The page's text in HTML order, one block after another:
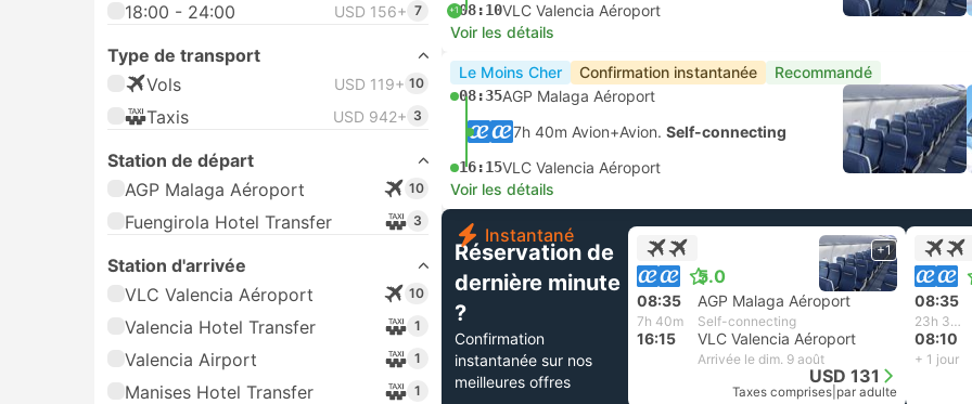
18:00 - 24:00 USD 156+ 7
Type de transport
Vols
USD 119+ 10
Taxis USD 942+ 3
Station de départ
AGP Malaga Aéroport
10
Fuengirola Hotel Transfer 3
Station d'arrivée
VLC Valencia Aéroport
10
Valencia Hotel Transfer 1
Valencia Airport 1
Manises Hotel Transfer 1
+108:10VLC Valencia Aéroport
Voir les détails
Le Moins Cher Confirmation instantanée Recommandé
08:35AGP Malaga Aéroport
7h 40m Avion+Avion. Self-connecting
16:15VLC Valencia Aéroport
Voir les détails
Instantané
Réservation de
dernière minute
?
Confirmation
instantanée sur nos
meilleures offres
5.0
+1
08:35 AGP Malaga Aéroport
7h 40m Self-connecting
16:15 VLC Valencia Aéroport
Arrivée le dim. 9 août
USD 131
Taxes comprises par adulte
08:35
23h 35m
08:10
+ 1 jour